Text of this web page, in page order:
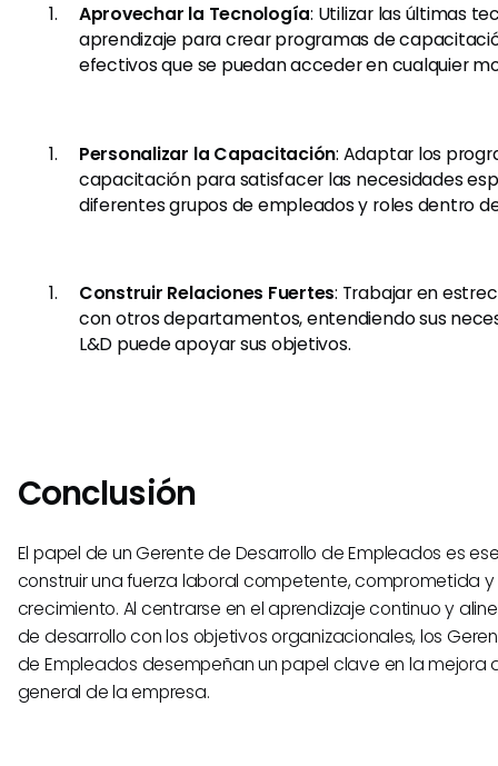
Aprovechar la Tecnología: Utilizar las últimas
aprendizaje para crear programas de
efectivos que se puedan acceder en cualquier
Personalizar la Capacitación: Adaptar los
capacitación para satisfacer las necesidades
diferentes grupos de empleados y roles dentro
Construir Relaciones Fuertes: Trabajar en
con otros departamentos, entendiendo sus
L&D puede apoyar sus objetivos.
Conclusión
El papel de un Gerente de Desarrollo de Empleados es
construir una fuerza laboral competente, comprometida
crecimiento. Al centrarse en el aprendizaje continuo y
de desarrollo con los objetivos organizacionales, los
de Empleados desempeñan un papel clave en la mejora
general de la empresa.